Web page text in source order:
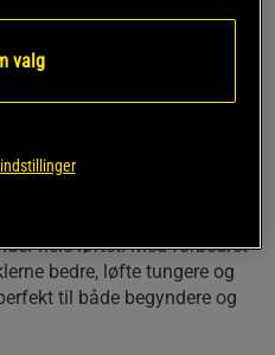
stropper til tungere løft og
ekstra behagelig
hele løftet. Med forbedret
bedre, løfte tungere og
til både begyndere og
valg